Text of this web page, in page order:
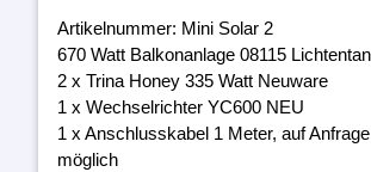
Artikelnummer: Mini Solar 2
670 Watt Balkonanlage 08115
2 x Trina Honey 335 Watt Neuware
1 x Wechselrichter YC600 NEU
1 x Anschlusskabel 1 Meter, auf
möglich